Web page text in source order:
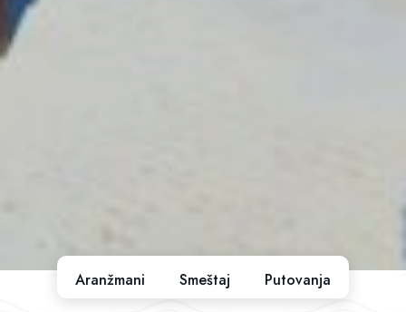
Aranžmani Smeštaj Putovanja